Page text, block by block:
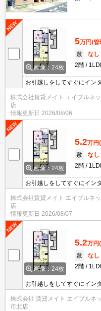
画像：24枚
5万円(管
敷
なし
2階
お引越しをしてすぐにイン
ットと楽しい毎日を過ごせ
るので迷っている方もオス
株式会社賃貸メイト エイブルネ
店
情報更新日 2026/08/06
画像：24枚
5.2万円
敷
なし
2階
お引越しをしてすぐにイン
部屋！ お隣さまが少ない
株式会社賃貸メイト エイブルネ
店
情報更新日 2026/08/07
画像：24枚
5.2万円
敷
なし
2階
お引越しをしてすぐにイン
部屋！ お隣さまが少ない
株式会社 賃貸メイト エイブルネ
市北店